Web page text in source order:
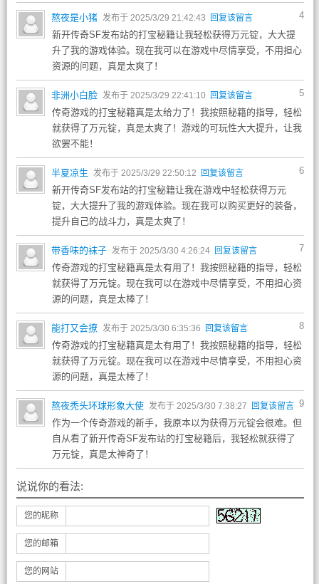
4
熬夜是小猪 发布于 2025/3/29 21:42:43 回复该留言
新开传奇SF发布站的打宝秘籍让我轻松获得万元锭，大大提
升了我的游戏体验。现在我可以在游戏中尽情享受，不用担心
资源的问题，真是太爽了！
5
非洲小白脸 发布于 2025/3/29 22:41:10 回复该留言
传奇游戏的打宝秘籍真是太给力了！我按照秘籍的指导，轻松
就获得了万元锭，真是太爽了！游戏的可玩性大大提升，让我
欲罢不能！
6
半夏凉生 发布于 2025/3/29 22:50:12 回复该留言
新开传奇SF发布站的打宝秘籍让我在游戏中轻松获得万元
锭，大大提升了我的游戏体验。现在我可以购买更好的装备，
提升自己的战斗力，真是太爽了！
7
带香味的袜子 发布于 2025/3/30 4:26:24 回复该留言
传奇游戏的打宝秘籍真是太有用了！我按照秘籍的指导，轻松
就获得了万元锭。现在我可以在游戏中尽情享受，不用担心资
源的问题，真是太棒了！
8
能打又会撩 发布于 2025/3/30 6:35:36 回复该留言
传奇游戏的打宝秘籍真是太有用了！我按照秘籍的指导，轻松
就获得了万元锭。现在我可以在游戏中尽情享受，不用担心资
源的问题，真是太棒了！
9
熬夜秃头环球形象大使 发布于 2025/3/30 7:38:27 回复该留言
作为一个传奇游戏的新手，我原本以为获得万元锭会很难。但
自从看了新开传奇SF发布站的打宝秘籍后，我轻松就获得了
万元锭，真是太神奇了！
说说你的看法:
您的昵称
您的邮箱
您的网站